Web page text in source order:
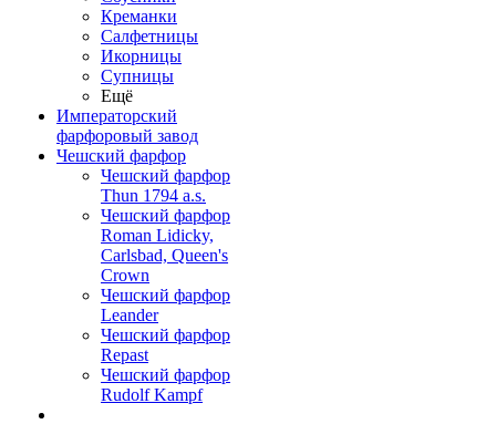
Креманки
Салфетницы
Икорницы
Супницы
Ещё
Императорский
фарфоровый завод
Чешский фарфор
Чешский фарфор
Thun 1794 a.s.
Чешский фарфор
Roman Lidicky,
Carlsbad, Queen's
Crown
Чешский фарфор
Leander
Чешский фарфор
Repast
Чешский фарфор
Rudolf Kampf